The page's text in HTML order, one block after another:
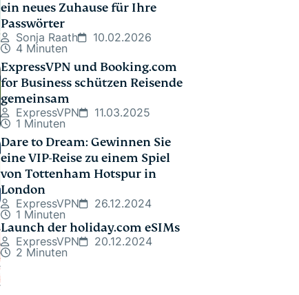
ein neues Zuhause für Ihre
Passwörter
Sonja Raath
10.02.2026
4 Minuten
ExpressVPN und Booking.com
for Business schützen Reisende
gemeinsam
ExpressVPN
11.03.2025
1 Minuten
Dare to Dream: Gewinnen Sie
eine VIP-Reise zu einem Spiel
von Tottenham Hotspur in
London
ExpressVPN
26.12.2024
1 Minuten
Launch der holiday.com eSIMs
ExpressVPN
20.12.2024
2 Minuten